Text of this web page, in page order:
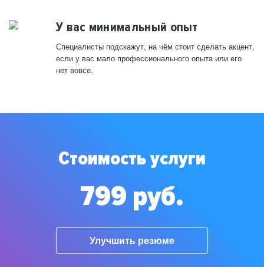
У вас минимальный опыт
Специалисты подскажут, на чём стоит сделать акцент,
если у вас мало профессионального опыта или его
нет вовсе.
Стоимость услуги
799 руб.
Улучшить резюме